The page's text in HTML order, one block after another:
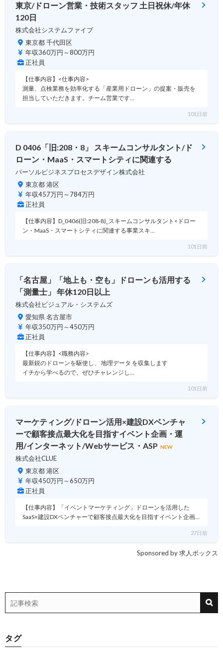
東京/ドローン営業・技術スタッフ 土日祝休/年休
120日
株式会社システムファイブ
東京都 千代田区
年収360万円～800万円
正社員
【仕事内容】<仕事内容>
測量、点検業務を効率化する「産業用ドローン」の提案・販売を
担当していただきます。チーム営業です…
101日前
D 0406「旧:208・8」 スキームコンサルタント/ド
ローン・MaaS・スマートシティに関連する
パーソルビジネスプロセスデザイン株式会社
東京都 港区
年収457万円～784万円
正社員
【仕事内容】D_0406(旧:208-8)_スキームコンサルタント<ドロー
ン・MaaS・スマートシティに関連する事業スキ…
101日前
「名古屋」「地上も・空も」ドローンも活用する
「測量士」 年休120日以上
株式会社ビジュアル・システムズ
愛知県 名古屋市
年収350万円～450万円
正社員
【仕事内容】<職務内容>
最新鋭のドローンを駆使し、 地理データ を収集します
イチから学べるので、ぜひチャレンジし…
101日前
マーケティング/ドローン活用×建設DXベンチャ
ーで顧客接点最大化を目指すイベント企画・運
用/インターネット/Webサービス・ASP NEW
株式会社CLUE
東京都 港区
年収450万円～650万円
正社員
【仕事内容】「イベントマーケティング」ドローンを活用した
SaaS×建設DXベンチャーで顧客接点最大化を目指すイベント企画…
27日前
Sponsored by 求人ボックス
タグ